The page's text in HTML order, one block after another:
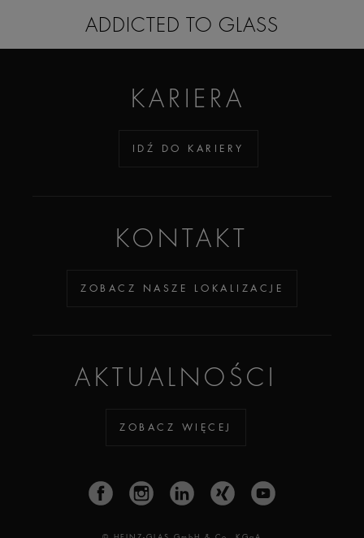
ADDICTED TO GLASS
KARIERA
IDŹ DO KARIERY
KONTAKT
ZOBACZ NASZE LOKALIZACJE
AKTUALNOŚCI
ZOBACZ WIĘCEJ